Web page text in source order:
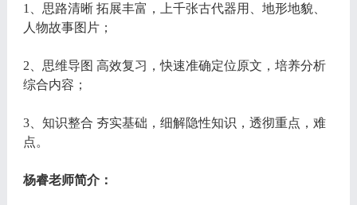
1、思路清晰 拓展丰富，上千张古代器用、地形地貌、
人物故事图片；
2、思维导图 高效复习，快速准确定位原文，培养分析
综合内容；
3、知识整合 夯实基础，细解隐性知识，透彻重点，难
点。
杨睿老师简介：